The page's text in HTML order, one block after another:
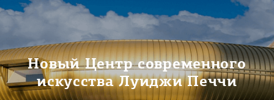
Новый Центр современного
искусства Луиджи Печчи